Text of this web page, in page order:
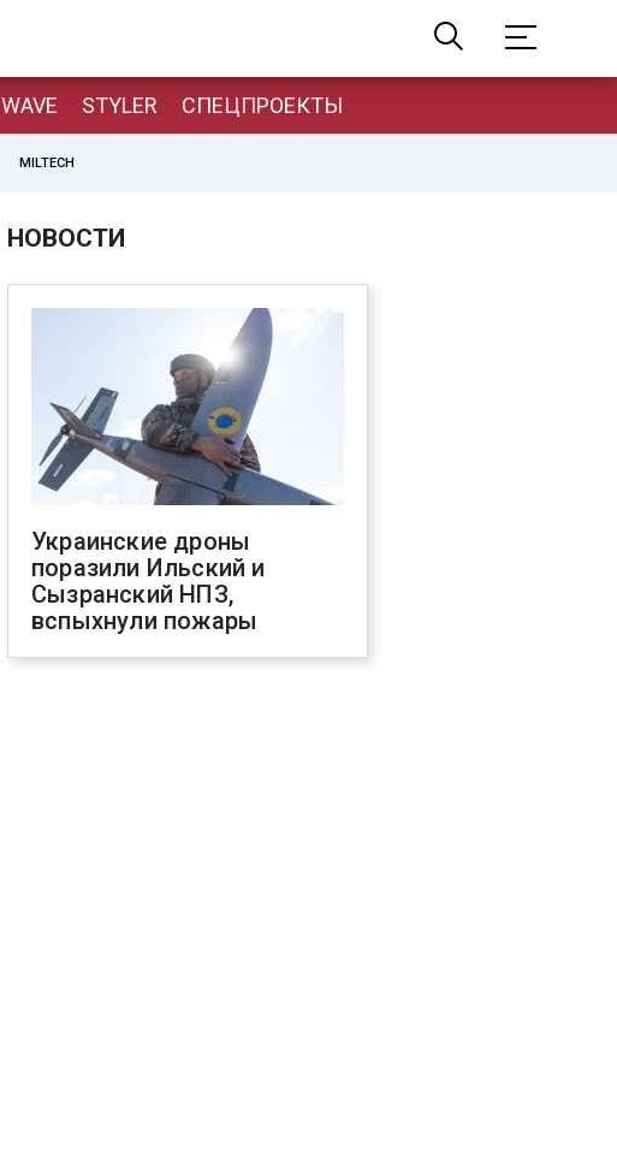
WAVE STYLER СПЕЦПРОЕКТЫ
MILTECH
НОВОСТИ
Украинские дроны
поразили Ильский и
Сызранский НПЗ,
вспыхнули пожары